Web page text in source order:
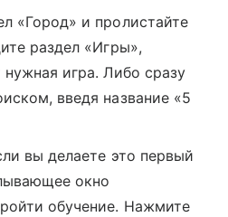
«Город» и пролистайте
раздел «Игры»,
игра. Либо сразу
введя название «5
вы делаете это первый
окно
обучение. Нажмите